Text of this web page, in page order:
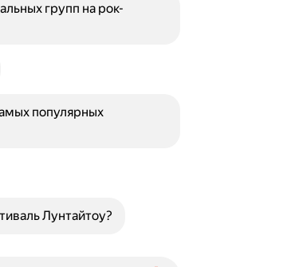
групп на рок-
популярных
Лунтайтоу?